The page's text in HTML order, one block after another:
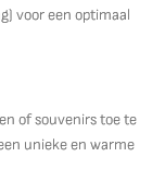
voor een optimaal
of souvenirs toe te
unieke en warme